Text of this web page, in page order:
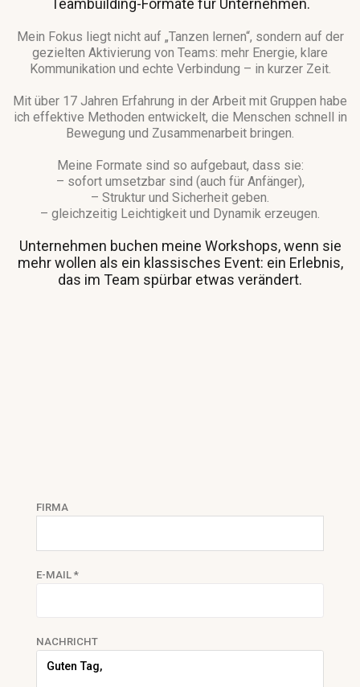
Teambuilding-Formate für Unternehmen.
Mein Fokus liegt nicht auf „Tanzen lernen“, sondern auf der
gezielten Aktivierung von Teams: mehr Energie, klare
Kommunikation und echte Verbindung – in kurzer Zeit.
Mit über 17 Jahren Erfahrung in der Arbeit mit Gruppen habe
ich effektive Methoden entwickelt, die Menschen schnell in
Bewegung und Zusammenarbeit bringen.
Meine Formate sind so aufgebaut, dass sie:
– sofort umsetzbar sind (auch für Anfänger),
– Struktur und Sicherheit geben.
– gleichzeitig Leichtigkeit und Dynamik erzeugen.
Unternehmen buchen meine Workshops, wenn sie
mehr wollen als ein klassisches Event: ein Erlebnis,
das im Team spürbar etwas verändert.
FIRMA
E-MAIL *
NACHRICHT